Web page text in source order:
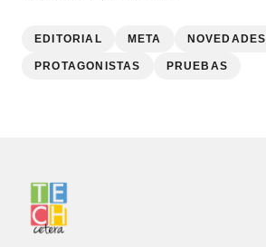
EDITORIAL META NOVEDADES
PROTAGONISTAS PRUEBAS